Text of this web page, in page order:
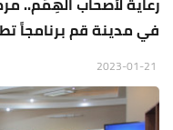
في مدينة قم برنامجاً